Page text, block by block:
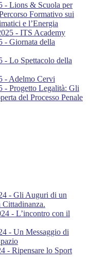
- Lions & Scuola per
Formativo sui
e l’Energia
- ITS Academy
- Giornata della
- Lo Spettacolo della
- Adelmo Cervi
- Progetto Legalità: Gli
del Processo Penale
- Gli Auguri di un
- L’incontro con il
- Un Messaggio di
- Ripensare lo Sport